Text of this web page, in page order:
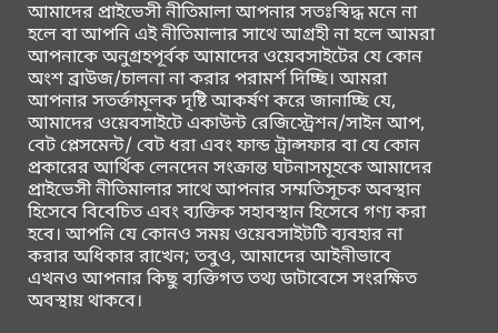
আমাদের প্রাইভেসী নীতিমালা আপনার সতঃস্বিদ্ধ মনে না
হলে বা আপনি এই নীতিমালার সাথে আগ্রহী না হলে আমরা
আপনাকে অনুগ্রহপূর্বক আমাদের ওয়েবসাইটের যে কোন
অংশ ব্রাউজ/চালনা না করার পরামর্শ দিচ্ছি। আমরা
আপনার সতর্ক্তামূলক দৃষ্টি আকর্ষণ করে জানাচ্ছি যে,
আমাদের ওয়েবসাইটে একাউন্ট রেজিস্ট্রেশন/সাইন আপ,
বেট প্লেসমেন্ট/ বেট ধরা এবং ফান্ড ট্রান্সফার বা যে কোন
প্রকারের আর্থিক লেনদেন সংক্রান্ত ঘটনাসমূহকে আমাদের
প্রাইভেসী নীতিমালার সাথে আপনার সম্মতিসূচক অবস্থান
হিসেবে বিবেচিত এবং ব্যক্তিক সহাবস্থান হিসেবে গণ্য করা
হবে। আপনি যে কোনও সময় ওয়েবসাইটটি ব্যবহার না
করার অধিকার রাখেন; তবুও, আমাদের আইনীভাবে
এখনও আপনার কিছু ব্যক্তিগত তথ্য ডাটাবেসে সংরক্ষিত
অবস্থায় থাকবে।